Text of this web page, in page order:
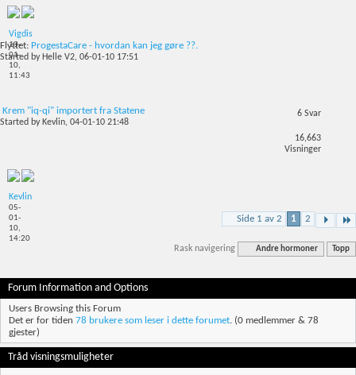
Vigdis
13-
01-
10,
11:43
Flyttet: ProgestaCare - hvordan kan jeg gøre ??.
Started by Helle V2, 06-01-10 17:51
Krem "iq-qi" importert fra Statene
Started by Kevlin, 04-01-10 21:48
6 Svar
16,663
Visninger
Kevlin
05-
01-
10,
14:20
Side 1 av 2 1 2
Rask navigering Andre hormoner Topp
Forum Information and Options
Users Browsing this Forum
Det er for tiden 78 brukere som leser i dette forumet. (0 medlemmer & 78
gjester)
Tråd visningsmuligheter